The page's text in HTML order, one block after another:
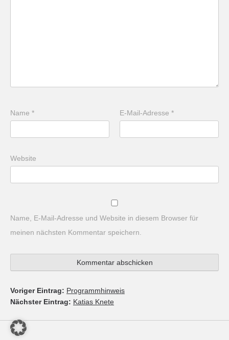
Name * E-Mail-Adresse*
Website
Name, E-Mail-Adresse und Website in diesem Browser für
meinen nächsten Kommentar speichern.
Voriger Eintrag: Programmhinweis
Nächster Eintrag: Katias Knete